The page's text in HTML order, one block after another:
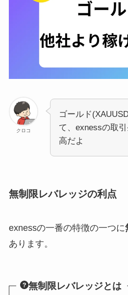
クロコ
ゴールド
て、exnessの取
高だよ
無制限レバレッジの利点
exnessの一番の特徴の一つに
あります。
無制限レバレッジとは